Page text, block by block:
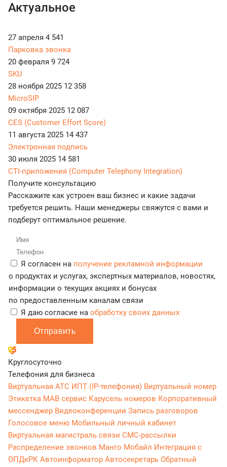
Актуальное
27 апреля 4 541
Парковка звонка
20 февраля 9 724
SKU
28 ноября 2025 12 358
MicroSIP
09 октября 2025 12 087
CES (Customer Effort Score)
11 августа 2025 14 437
Электронная подпись
30 июля 2025 14 581
CTI-приложения (Computer Telephony Integration)
Получите консультацию
Расскажите как устроен ваш бизнес и какие задачи
требуется решить. Наши менеджеры свяжутся с вами и
подберут оптимальное решение.
Я согласен на получение рекламной информации
о продуктах и услугах, экспертных материалов, новостях,
информации о текущих акциях и бонусах
по предоставленным каналам связи
Я даю согласие на обработку своих данных
Отправить
Круглосуточно
Телефония для бизнеса
Виртуальная АТС ИПТ (IP-телефония) Виртуальный номер
Этикетка МАВ сервис Карусель номеров Корпоративный
мессенджер Видеоконференции Запись разговоров
Голосовое меню Мобильный личный кабинет
Виртуальная магистраль связи СМС-рассылки
Распределение звонков Манго Мобайл Интеграция с
ОПДкРК Автоинформатор Автосекретарь Обратный